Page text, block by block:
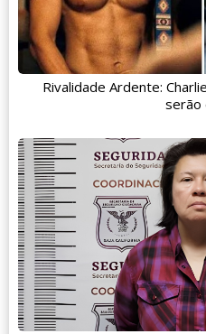
Rivalidade Ardente:
serão